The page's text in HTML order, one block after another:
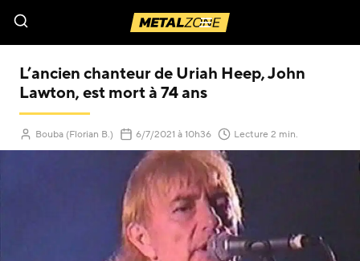
Menu
L’ancien chanteur de Uriah Heep, John
Lawton, est mort à 74 ans
Bouba (Florian B.) 6/7/2021 (Mis à jour le )
à 10h36 Lecture 2 min.